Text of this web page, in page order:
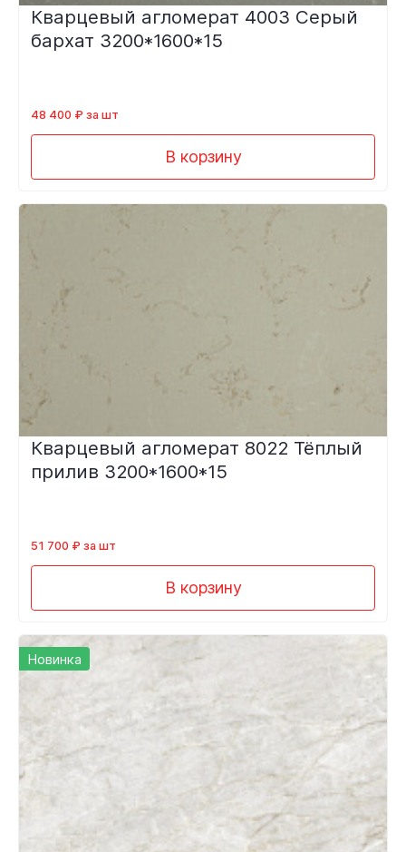
Кварцевый агломерат 4003 Серый
бархат 3200*1600*15
48 400 ₽ за шт
В корзину
Кварцевый агломерат 8022 Тёплый
прилив 3200*1600*15
51 700 ₽ за шт
В корзину
Новинка